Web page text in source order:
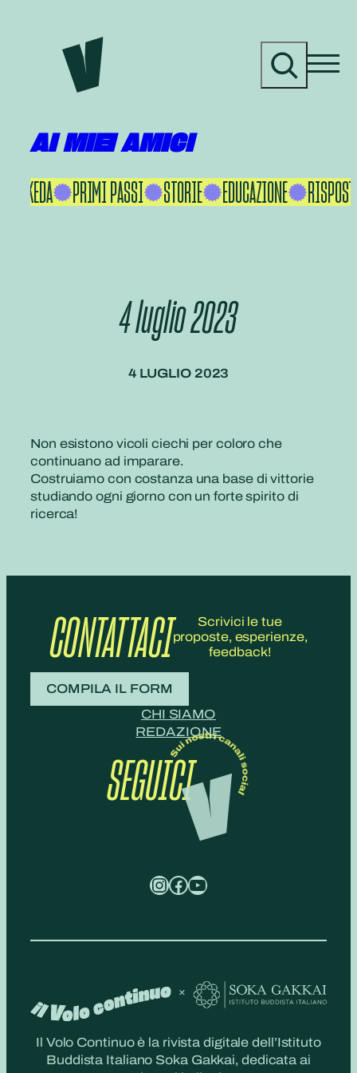
contenuto
r
AI MIEI AMICI
IKEDA PRIMI PASSI STORIE EDUCAZIONE
4 luglio 2023
4 LUGLIO 2023
Non esistono vicoli ciechi per coloro che
continuano ad imparare.
Costruiamo con costanza una base di vittorie
studiando ogni giorno con un forte spirito di
ricerca!
CONTATTACI
Scrivici le tue
proposte, esperienze,
feedback!
COMPILA IL FORM
CHI SIAMO
REDAZIONE
SEGUICI
InstagramFacebook YouTube
Il Volo Continuo è la rivista digitale dell’Istituto
Buddista Italiano Soka Gakkai, dedicata ai